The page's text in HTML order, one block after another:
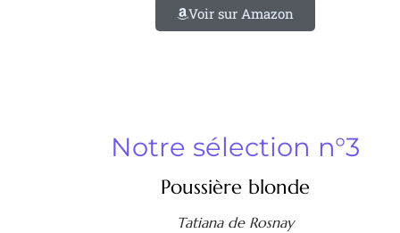
Voir sur Amazon
Notre sélection n°3
Poussière blonde
Tatiana de Rosnay